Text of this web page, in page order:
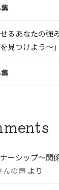
るあなたの強
見つけよう〜」
ーシップ〜関
んの声 より